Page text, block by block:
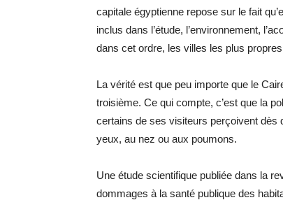
capitale égyptienne repose sur le fait
inclus dans l’étude, l’environnement,
dans cet ordre, les villes les plus
La vérité est que peu importe que le
troisième. Ce qui compte, c’est que la
certains de ses visiteurs perçoivent dès
yeux, au nez ou aux poumons.
Une étude scientifique publiée dans la
dommages à la santé publique des